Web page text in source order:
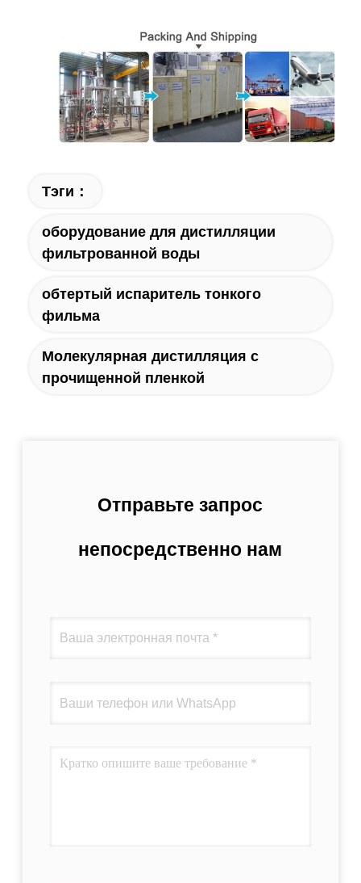
Тэги：
оборудование для дистилляции
фильтрованной воды
обтертый испаритель тонкого
фильма
Молекулярная дистилляция с
прочищенной пленкой
Отправьте запрос
непосредственно нам